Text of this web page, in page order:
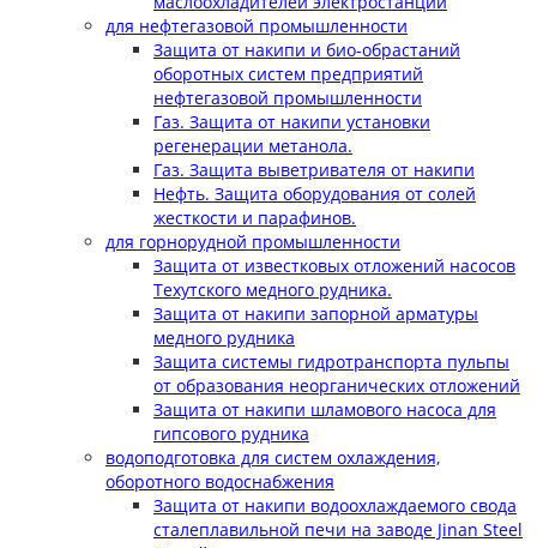
для нефтегазовой промышленности
Защита от накипи и био-обрастаний
оборотных систем предприятий
нефтегазовой промышленности
Газ. Защита от накипи установки
регенерации метанола.
Газ. Защита выветривателя от накипи
Нефть. Защита оборудования от солей
жесткости и парафинов.
для горнорудной промышленности
Защита от известковых отложений насосов
Техутского медного рудника.
Защита от накипи запорной арматуры
медного рудника
Защита системы гидротранспорта пульпы
от образования неорганических отложений
Защита от накипи шламового насоса для
гипсового рудника
водоподготовка для систем охлаждения,
оборотного водоснабжения
Защита от накипи водоохлаждаемого свода
сталеплавильной печи на заводе Jinan Steel